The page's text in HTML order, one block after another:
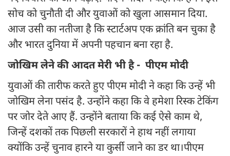
सोच को चुनौती दी और युवाओं को खुला आसमान दिया.
आज उसी का नतीजा है कि स्टार्टअप एक क्रांति बन चुका है
और भारत दुनिया में अपनी पहचान बना रहा है.
जोखिम लेने की आदत मेरी भी है - पीएम मोदी
युवाओं की तारीफ करते हुए पीएम मोदी ने कहा कि उन्हें भी
जोखिम लेना पसंद है. उन्होंने कहा कि वे हमेशा रिस्क टेकिंग
पर जोर देते आए हैं. उन्होंने बताया कि कई ऐसे काम थे,
जिन्हें दशकों तक पिछली सरकारों ने हाथ नहीं लगाया
क्योंकि उन्हें चुनाव हारने या कुर्सी जाने का डर था। पीएम